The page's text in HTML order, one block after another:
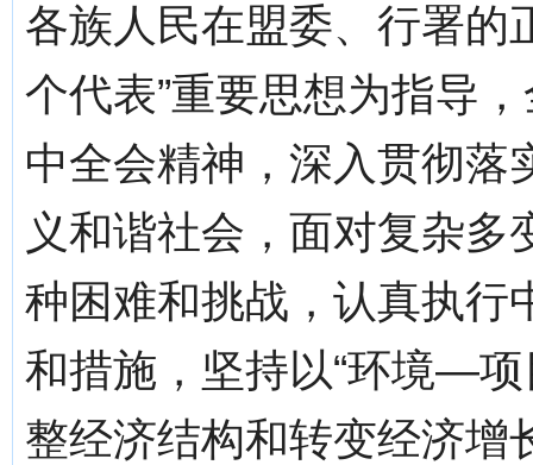
各族人民在盟委、行署的
个代表”重要思想为指导
中全会精神，深入贯彻落
义和谐社会，面对复杂
种困难和挑战，认真执行
和措施，坚持以“环境—
整经济结构和转变经济增